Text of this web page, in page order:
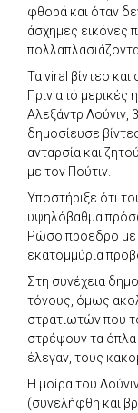
φθορά και όταν
άσχημες εικόνες
Τα viral βίντεο και
Πριν από
Αλεξάντρ Λούνιν,
δημοσίευσε
ανταρσία και
με τον Πούτιν.
Υποστήριξε ότι
υψηλόβαθμα
Ρώσο πρόεδρο με
εκατομμύρια
Στη συνέχεια
τόνους, όμως
στρατιωτών που
στρέψουν τα
έλεγαν, τους
Η μοίρα του
(συνελήφθη και